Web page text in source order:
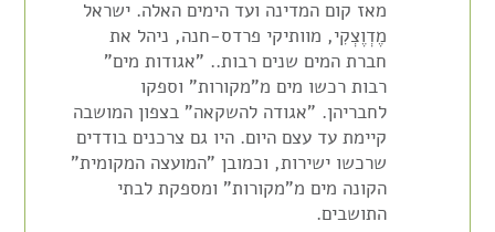
מאז קום המדינה ועד הימים האלה. ישראל
מֶדְוֶצְקִי, מוותיקי פרדס-חנה, ניהל את
חברת המים שנים רבות.. "אגודות מים"
רבות רכשו מים מ"מקורות" וספקו
לחבריהן. "אגודה להשקאה" בצפון המושבה
קיימת עד עצם היום. היו גם צרכנים בודדים
שרכשו ישירות, וכמובן "המועצה המקומית"
הקונה מים מ"מקורות" ומספקת לבתי
התושבים.